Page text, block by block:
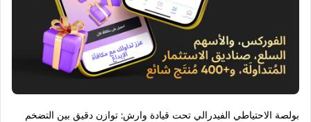
بولصة الاحتياطي الفيدرالي تحت قيادة وارش: توازن دقيق بين التضخم